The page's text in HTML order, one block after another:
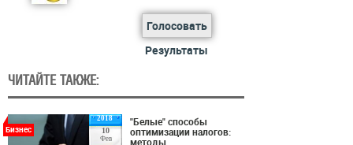
Голосовать
Результаты
ЧИТАЙТЕ ТАКЖЕ:
2018
10
Фев
Бизнес
"Белые" способы
оптимизации налогов:
методы